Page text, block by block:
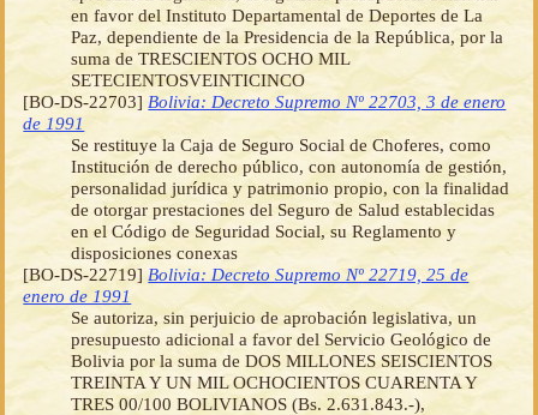
en favor del Instituto Departamental de Deportes de La
Paz, dependiente de la Presidencia de la República, por la
suma de TRESCIENTOS OCHO MIL
SETECIENTOSVEINTICINCO
[BO-DS-22703] Bolivia: Decreto Supremo Nº 22703, 3 de enero
de 1991
Se restituye la Caja de Seguro Social de Choferes, como
Institución de derecho público, con autonomía de gestión,
personalidad jurídica y patrimonio propio, con la finalidad
de otorgar prestaciones del Seguro de Salud establecidas
en el Código de Seguridad Social, su Reglamento y
disposiciones conexas
[BO-DS-22719]Bolivia: Decreto Supremo Nº 22719, 25 de
enero de 1991
Se autoriza, sin perjuicio de aprobación legislativa, un
presupuesto adicional a favor del Servicio Geológico de
Bolivia por la suma de DOS MILLONES SEISCIENTOS
TREINTA Y UN MIL OCHOCIENTOS CUARENTA Y
TRES 00/100 BOLIVIANOS (Bs. 2.631.843.-),